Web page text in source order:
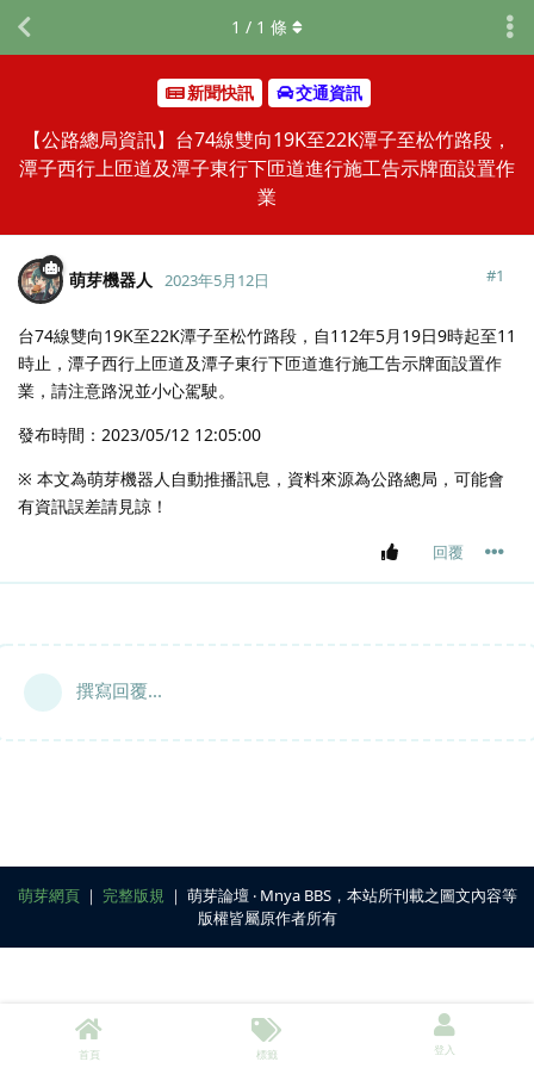
新聞快訊 交通資訊
【公路總局資訊】台74線雙向19K至22K潭子至松竹路段，
潭子西行上匝道及潭子東行下匝道進行施工告示牌面設置作
業
1 / 1 條
萌芽機器人 2023年5月12日 #1
台74線雙向19K至22K潭子至松竹路段，自112年5月19日9時起至11
時止，潭子西行上匝道及潭子東行下匝道進行施工告示牌面設置作
業，請注意路況並小心駕駛。
發布時間：2023/05/12 12:05:00
※ 本文為萌芽機器人自動推播訊息，資料來源為公路總局，可能會
有資訊誤差請見諒！
回覆
撰寫回覆...
萌芽網頁｜ 完整版規 ｜ 萌芽論壇 ‧ Mnya BBS，本站所刊載之圖文內容等
版權皆屬原作者所有
首頁 標籤 登入